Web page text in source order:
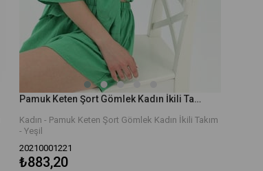
Pamuk Keten Şort Gömlek Kadın İkili Takım - Yeşil
Kadın - Pamuk Keten Şort Gömlek Kadın İkili Takım
- Yeşil
20210001221
₺883,20